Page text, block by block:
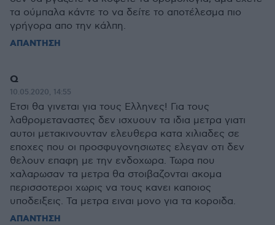
τα ούμπαλα κάντε το να δείτε το αποτέλεσμα πιο
γρήγορα απο την κάλπη.
ΑΠΑΝΤΗΣΗ
Q
10.05.2020, 14:55
Ετσι θα γινεται για τους Ελληνες! Για τους
λαθρομεταναστες δεν ισχυουν τα ιδια μετρα γιατι
αυτοι μετακινουνταν ελευθερα κατα χιλιαδες σε
εποχες που οι προσφυγονησιωτες ελεγαν οτι δεν
θελουν επαφη με την ενδοχωρα. Τωρα που
χαλαρωσαν τα μετρα θα στοιβαζονται ακομα
περισσοτεροι χωρις να τους κανει καποιος
υποδειξεις. Τα μετρα ειναι μονο για τα κοροιδα.
ΑΠΑΝΤΗΣΗ